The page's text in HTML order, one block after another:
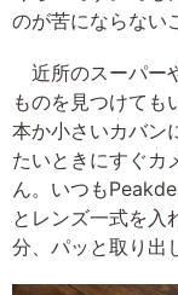
のが苦にならない
近所のスーパー
ものを見つけても
本か小さいカバン
たいときにすぐカ
ん。いつも
とレンズ一式を入
分、パッと取り出